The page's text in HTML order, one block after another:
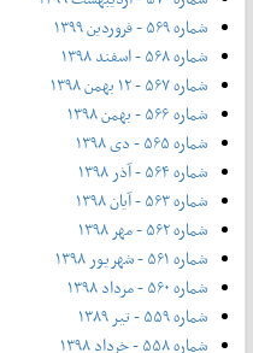
شماره ۵۶۹ - فروردین ۱۳۹۹
شماره ۵۶۸ - اسفند ۱۳۹۸
شماره ۵۶۷ - ۱۲ بهمن ۱۳۹۸
شماره ۵۶۶ - بهمن ۱۳۹۸
شماره ۵۶۵ - دی ۱۳۹۸
شماره ۵۶۴ - آذر ۱۳۹۸
شماره ۵۶۳ - آیان ۱۳۹۸
شماره ۵۶۲ - مهر ۱۳۹۸
شماره ۵۶۱ - شهریور ۱۳۹۸
شماره ۵۶۰ - مرداد ۱۳۹۸
شماره ۵۵۹ - تیر ۱۳۸۹
شماره ۵۵۸ - خرداد ۱۳۹۸